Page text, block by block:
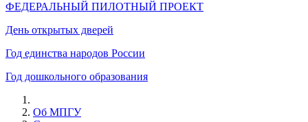
ФЕДЕРАЛЬНЫЙ ПИЛОТНЫЙ ПРОЕКТ
День открытых дверей
Год единства народов России
Год дошкольного образования
Об МПГУ